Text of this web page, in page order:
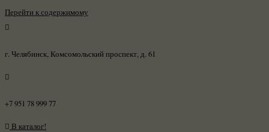
Перейти к содержимому
г. Челябинск, Комсомольский проспект, д. 61
+7 951 78 999 77
В каталог!